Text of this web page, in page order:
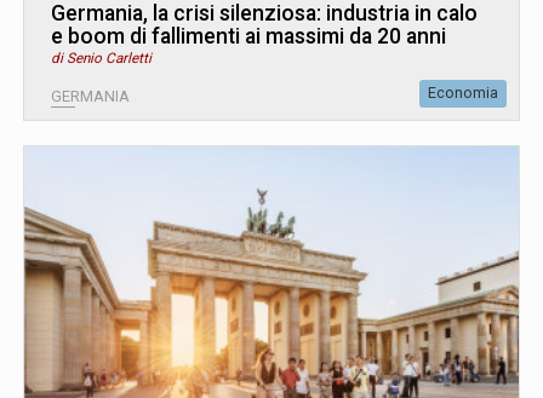
Germania, la crisi silenziosa: industria in calo
e boom di fallimenti ai massimi da 20 anni
di Senio Carletti
GERMANIA Economia